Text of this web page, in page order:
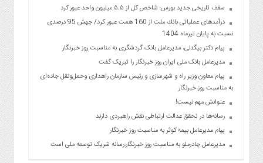
سقف تاریخی جدید بورس؛ شاخص کل از ۵.۵ میلیون واحد عبور کرد
درآمدهای عملیاتی بانك ملت از 160 همت عبور كرد/ جهش 95 درصدی
نسبت به پایان تیرماه 1404
پیام دکتر بیگدلی، مدیرعامل بانک گردشگری به مناسبت روز خبرنگار
مدیرعامل بانک ملی ایران روز خبرنگار را تبریک گفت
پیام معاون وزیر راه و شهرسازی و رئیس سازمان راهداری وحمل‌ونقل جاده‌ای
به مناسبت روز خبرنگار
عنوانش مهم نیست!
رسانه‌ها در تحقق عدالت ارتباطی نقش راهبردی دارند
پیام مدیرعامل بیمه کوثر به مناسبت روز خبرنگار
مدیرعامل چادرملو به مناسبت روز خبرنگار:رسانه شریک توسعه ملی است